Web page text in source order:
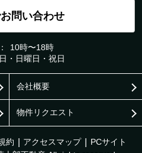
問い合わせ
10時〜18時
・日曜日・祝日
会社概要
物件リクエスト
約 アクセスマップ
PCサイト